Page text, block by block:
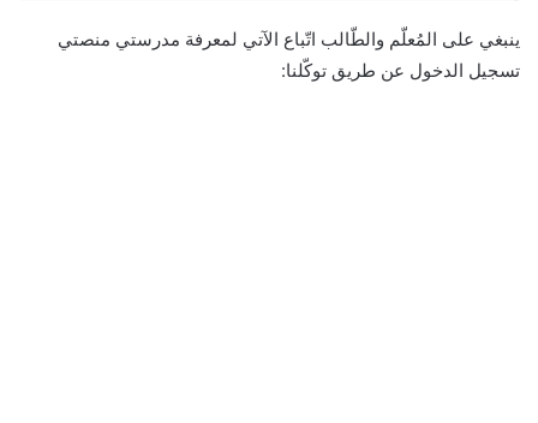
ينبغي على المُعلّم والطّالب اتّباع الآتي لمعرفة مدرستي منصتي
تسجيل الدخول عن طريق توكّلنا: